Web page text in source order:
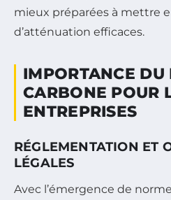
mieux préparées à mettre
d’atténuation efficaces.
IMPORTANCE DU
CARBONE POUR
ENTREPRISES
RÉGLEMENTATION ET
LÉGALES
Avec l’émergence de